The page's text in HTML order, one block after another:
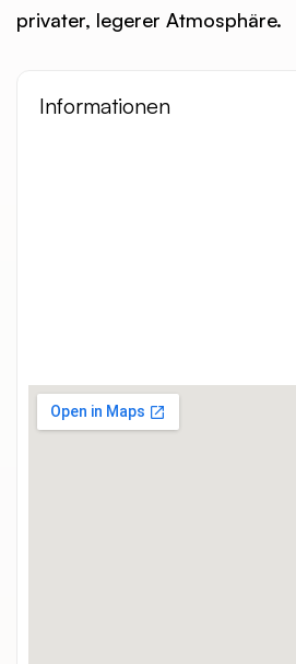
privater, legerer Atmosphäre.
Informationen